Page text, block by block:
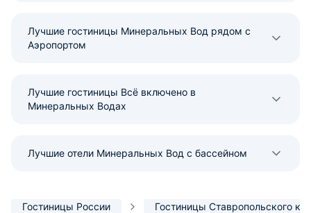
Лучшие гостиницы Минеральных Вод рядом с
Аэропортом
Лучшие гостиницы Всё включено в
Минеральных Водах
Лучшие отели Минеральных Вод с бассейном
Гостиницы России Гостиницы Ставропольского